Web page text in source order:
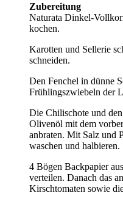
Zubereitung
Naturata Dinkel-
kochen.
Karotten und Sellerie
schneiden.
Den Fenchel in dünne
Frühlingszwiebeln der
Die Chilischote und
Olivenöl mit dem
anbraten. Mit Salz und
waschen und halbieren.
4 Bögen Backpapier
verteilen. Danach das
Kirschtomaten sowie